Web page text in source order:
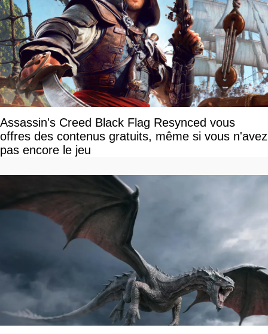
Assassin's Creed Black Flag Resynced vous
offres des contenus gratuits, même si vous n'avez
pas encore le jeu